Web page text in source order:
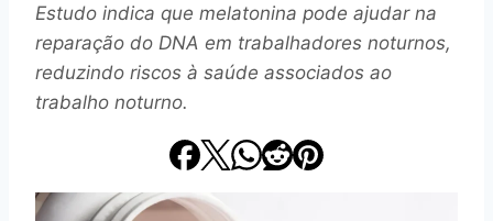
Estudo indica que melatonina pode ajudar na
reparação do DNA em trabalhadores noturnos,
reduzindo riscos à saúde associados ao
trabalho noturno.